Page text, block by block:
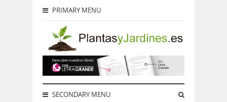
PRIMARY MENU
SECONDARY MENU